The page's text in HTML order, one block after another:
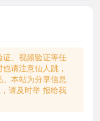
证、视频验证等任
请注意仙人跳，
本站为分享信息
请及时举 报给我